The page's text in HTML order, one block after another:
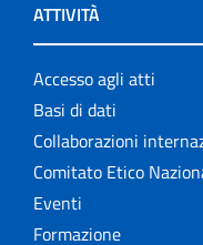
ATTIVITÀ
Accesso agli atti
Basi di dati
Collaborazioni
Comitato Etico
Eventi
Formazione